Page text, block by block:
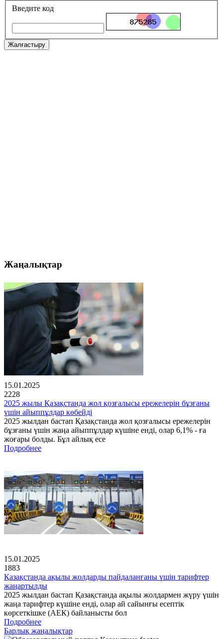
Введите код
Жалғастыру
Жаңалықтар
15.01.2025
2228
2025 жылы Қазақстанда жол қозғалысы ережелерін бұзғаны
үшін айыппұлдар көбейді
2025 жылдан бастап Қазақстанда жол қозғалысы ережелерін
бұзғаны үшін жаңа айыппұлдар күшіне енді, олар 6,1% - ға
жоғары болды. Бұл айлық есе
Подробнее
15.01.2025
1883
Қазақстанда ақылы жолдарды пайдаланғаны үшін тарифтер
жаңартылды
2025 жылдан бастап Қазақстанда ақылы жолдармен жүру үшін
жаңа тарифтер күшіне енді, олар ай сайынғы есептік
көрсеткішке (АЕК) байланысты бол
Подробнее
Барлық жаңалықтар